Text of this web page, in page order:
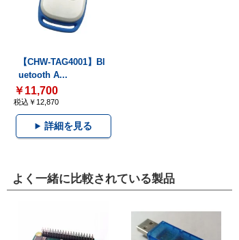
【CHW-TAG4001】Bl
uetooth A...
￥11,700
税込￥12,870
詳細を見る
よく一緒に比較されている製品